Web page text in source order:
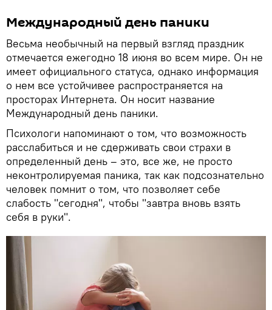
Международный день паники
Весьма необычный на первый взгляд праздник
отмечается ежегодно 18 июня во всем мире. Он не
имеет официального статуса, однако информация
о нем все устойчивее распространяется на
просторах Интернета. Он носит название
Международный день паники.
Психологи напоминают о том, что возможность
расслабиться и не сдерживать свои страхи в
определенный день – это, все же, не просто
неконтролируемая паника, так как подсознательно
человек помнит о том, что позволяет себе
слабость "сегодня", чтобы "завтра вновь взять
себя в руки".